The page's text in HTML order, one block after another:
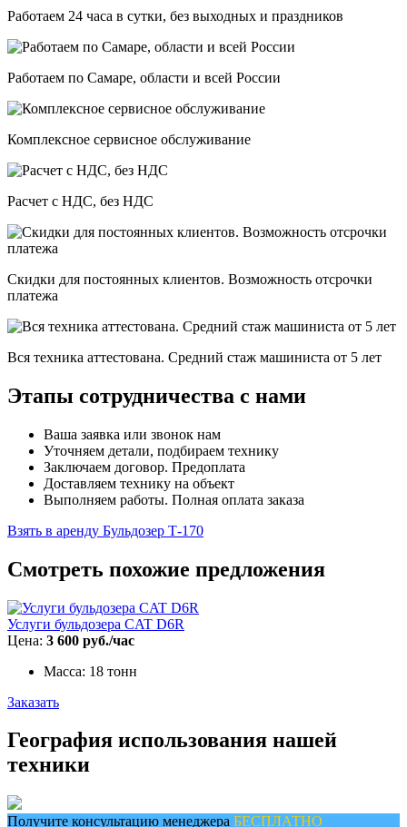
Работаем 24 часа в сутки, без выходных и праздников
Работаем по Самаре, области и всей России
Комплексное сервисное обслуживание
Расчет с НДС, без НДС
Скидки для постоянных клиентов. Возможность отсрочки
платежа
Вся техника аттестована. Средний стаж машиниста от 5 лет
Этапы сотрудничества с нами
Ваша заявка или звонок нам
Уточняем детали, подбираем технику
Заключаем договор. Предоплата
Доставляем технику на объект
Выполняем работы. Полная оплата заказа
Взять в аренду Бульдозер Т-170
Смотреть похожие предложения
Услуги бульдозера CAT D6R
Цена: 3 600 руб./час
Масса: 18 тонн
Заказать
География использования нашей
техники
Получите консультацию менеджера БЕСПЛАТНО